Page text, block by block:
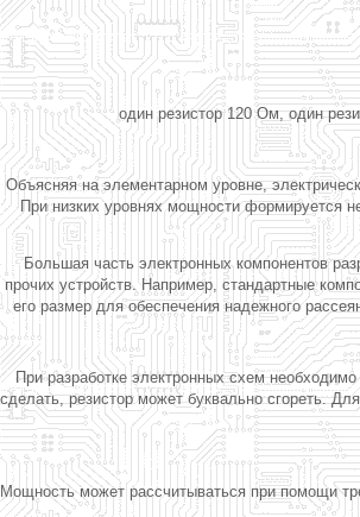
один резистор 120 Ом, один
Объясняя на элементарном уровне,
При низких уровнях мощности формируется
Большая часть электронных компонентов
прочих устройств. Например, стандартные
его размер для обеспечения надежного
При разработке электронных схем
сделать, резистор может буквально сгореть.
Мощность может рассчитываться при помощи